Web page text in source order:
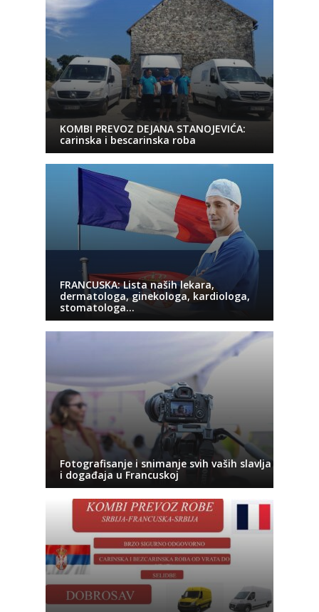
KOMBI PREVOZ DEJANA STANOJEVIĆA:
carinska i bescarinska roba
FRANCUSKA: Lista naših lekara,
dermatologa, ginekologa, kardiologa,
stomatologa…
Fotografisanje i snimanje svih vaših slavlja
i događaja u Francuskoj